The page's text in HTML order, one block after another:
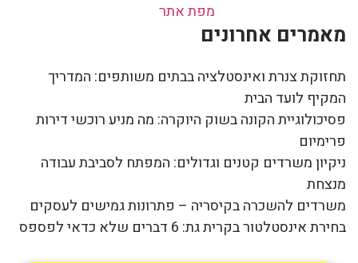
מפת אתר
מאמרים אחרונים
תחזוקת צנרת ואינסטלציה בבתים משותפים: המדריך
המקיף לועד הבית
פסיכולוגיית הקונה בשוק היוקרה: מה מניע רוכשי דירות
פרימיום
ניקיון משרדים קטנים וגדולים: המפתח לסביבת עבודה
מנצחת
משרדים להשכרה בקיסריה – פתרונות גמישים לעסקים
בחירת אינסטלטור בקרית גת: 6 דברים שלא כדאי לפספס